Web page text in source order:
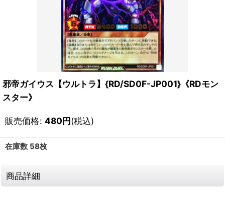
邪帝ガイウス【ウルトラ】{RD/SD0F-JP001}《RDモン
スター》
販売価格: 480円(税込)
在庫数 58枚
商品詳細